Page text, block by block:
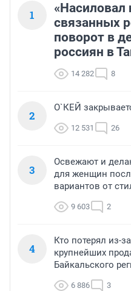
1
«Насиловал
связанных
поворот в
россиян в
14 282 8
2
О`КЕЙ
12 531 26
3
Освежают и
для женщин
вариантов от
9 603 2
4
Кто потерял из-
крупнейших
Байкальского
6 886 3